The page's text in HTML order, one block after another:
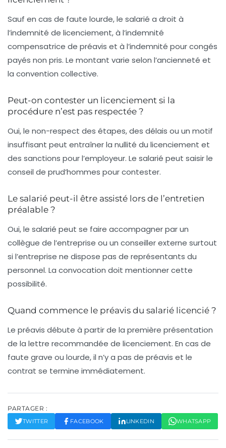
Sauf en cas de faute lourde, le salarié a droit à
l’indemnité de licenciement, à l’indemnité
compensatrice de préavis et à l’indemnité pour congés
payés non pris. Le montant varie selon l’ancienneté et
la convention collective.
Peut-on contester un licenciement si la
procédure n’est pas respectée ?
Oui, le non-respect des étapes, des délais ou un motif
insuffisant peut entraîner la nullité du licenciement et
des sanctions pour l’employeur. Le salarié peut saisir le
conseil de prud’hommes pour contester.
Le salarié peut-il être assisté lors de l’entretien
préalable ?
Oui, le salarié peut se faire accompagner par un
collègue de l’entreprise ou un conseiller externe surtout
si l’entreprise ne dispose pas de représentants du
personnel. La convocation doit mentionner cette
possibilité.
Quand commence le préavis du salarié licencié ?
Le préavis débute à partir de la première présentation
de la lettre recommandée de licenciement. En cas de
faute grave ou lourde, il n’y a pas de préavis et le
contrat se termine immédiatement.
PARTAGER :
TWITTER FACEBOOK LINKEDIN WHATSAPP